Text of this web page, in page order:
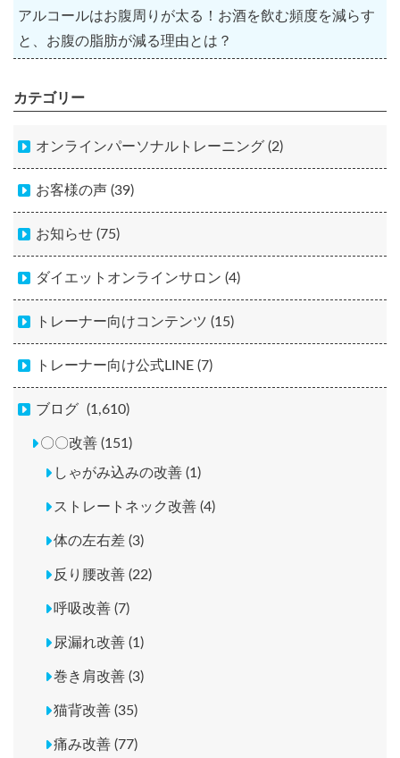
アルコールはお腹周りが太る！お酒を飲む頻度を減らす
と、お腹の脂肪が減る理由とは？
カテゴリー
オンラインパーソナルトレーニング (2)
お客様の声 (39)
お知らせ (75)
ダイエットオンラインサロン (4)
トレーナー向けコンテンツ (15)
トレーナー向け公式LINE (7)
ブログ (1,610)
〇〇改善 (151)
しゃがみ込みの改善 (1)
ストレートネック改善 (4)
体の左右差 (3)
反り腰改善 (22)
呼吸改善 (7)
尿漏れ改善 (1)
巻き肩改善 (3)
猫背改善 (35)
痛み改善 (77)